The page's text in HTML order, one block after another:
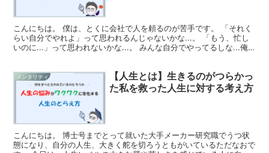
こんにちは。 僕は、とくに会社で人を頼るのが苦手です。 「それく
らい自分でやれよ」って思われるんじゃないかな...。 「もう、忙し
いのに...」って思われないかな...。 みんな自分でやってるしな...俺
メンタリティ
【人生とは】生きるのがつらかっ
た私を救った人生に対する考え方
こんにちは。 博士号までとって就いた大手メーカー研究職でうつ状
態になり、自分の人生、大きく舵を切ろうともがいているただなおで